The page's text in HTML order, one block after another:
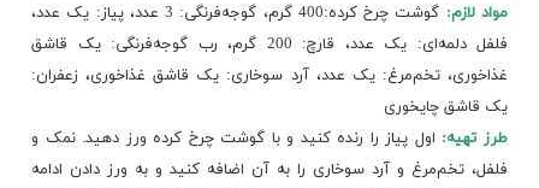
مواد لازم:
گوشت چرخ کرده:400 گرم، گوجه‌فرنگی: 3 عدد، پیاز: یک عدد،
فلفل دلمه‌ای: یک عدد، قارچ: 200 گرم، رب گوجه‌فرنگی: یک قاشق
غذاخوری، تخم‌مرغ: یک عدد، آرد سوخاری: یک قاشق غذاخوری، زعفران:
یک قاشق چایخوری
طرز تهیه: اول پیاز را رنده کنید و با گوشت چرخ کرده ورز دهید. نمک و
فلفل، تخم‌مرغ و آرد سوخاری را به آن اضافه کنید و به ورز دادن ادامه